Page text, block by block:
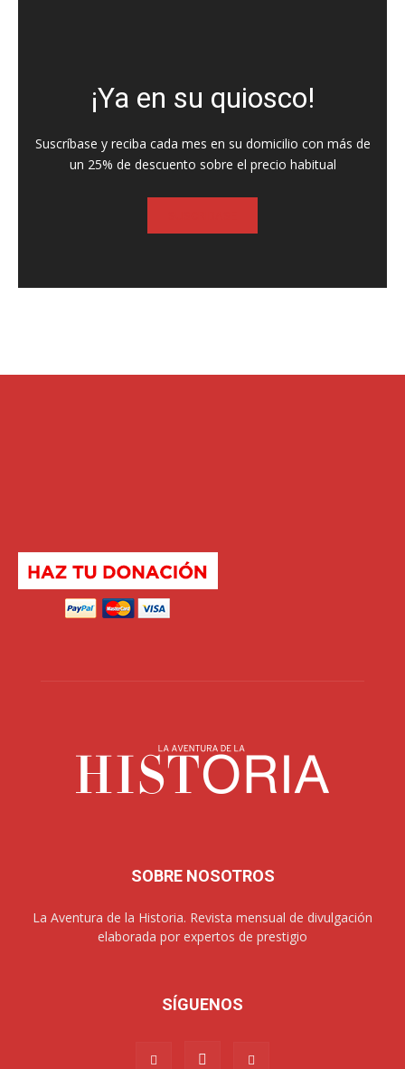
¡Ya en su quiosco!
Suscríbase y reciba cada mes en su domicilio con más de
un 25% de descuento sobre el precio habitual
SOBRE NOSOTROS
La Aventura de la Historia. Revista mensual de divulgación
elaborada por expertos de prestigio
SÍGUENOS